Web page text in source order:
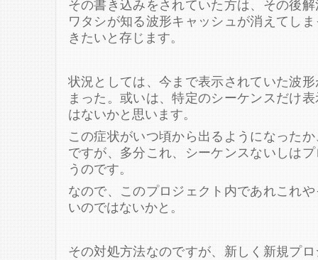
その書き込みをされていた方は、その後
ワタシが知る波形キャッシュが消えてし
きたいと存じます。
状況としては、今まで表示されていた波
まった。或いは、特定のシーケンスだけ
はないかと思います。
この症状がいつ頃から出るようになった
ですが、多分これ、シーケンスないしは
うのです。
なので、このプロジェクト内であれこれ
いのではないかと。
その対処方法なのですが、新しく新規プ